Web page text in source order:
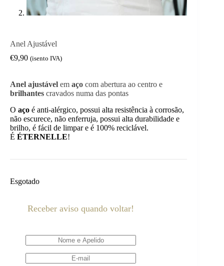
Anel Ajustável
€9,90 (isento IVA)
Anel ajustável em aço com abertura ao centro e
brilhantes cravados numa das pontas
O aço é anti-alérgico, possui alta resistência à corrosão,
não escurece, não enferruja, possui alta durabilidade e
brilho, é fácil de limpar e é 100% reciclável.
É ÉTERNELLE!
Esgotado
Receber aviso quando voltar!